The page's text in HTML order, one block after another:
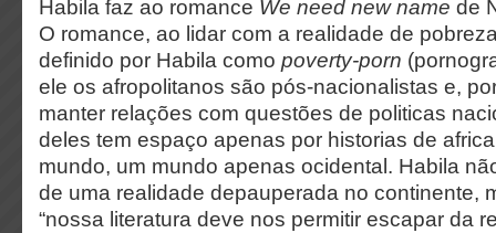
Habila faz ao romance We need new name de
O romance, ao lidar com a realidade de
definido por Habila como poverty-porn
ele os afropolitanos são pós-nacionalistas e,
manter relações com questões de politicas
deles tem espaço apenas por historias de
mundo, um mundo apenas ocidental. Habila
de uma realidade depauperada no continente,
“nossa literatura deve nos permitir escapar da